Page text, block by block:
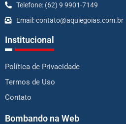
Telefone: (62) 9 9901-7149
Email: contato@aquiegoias.com.br
Institucional
Política de Privacidade
Termos de Uso
Contato
Bombando na Web